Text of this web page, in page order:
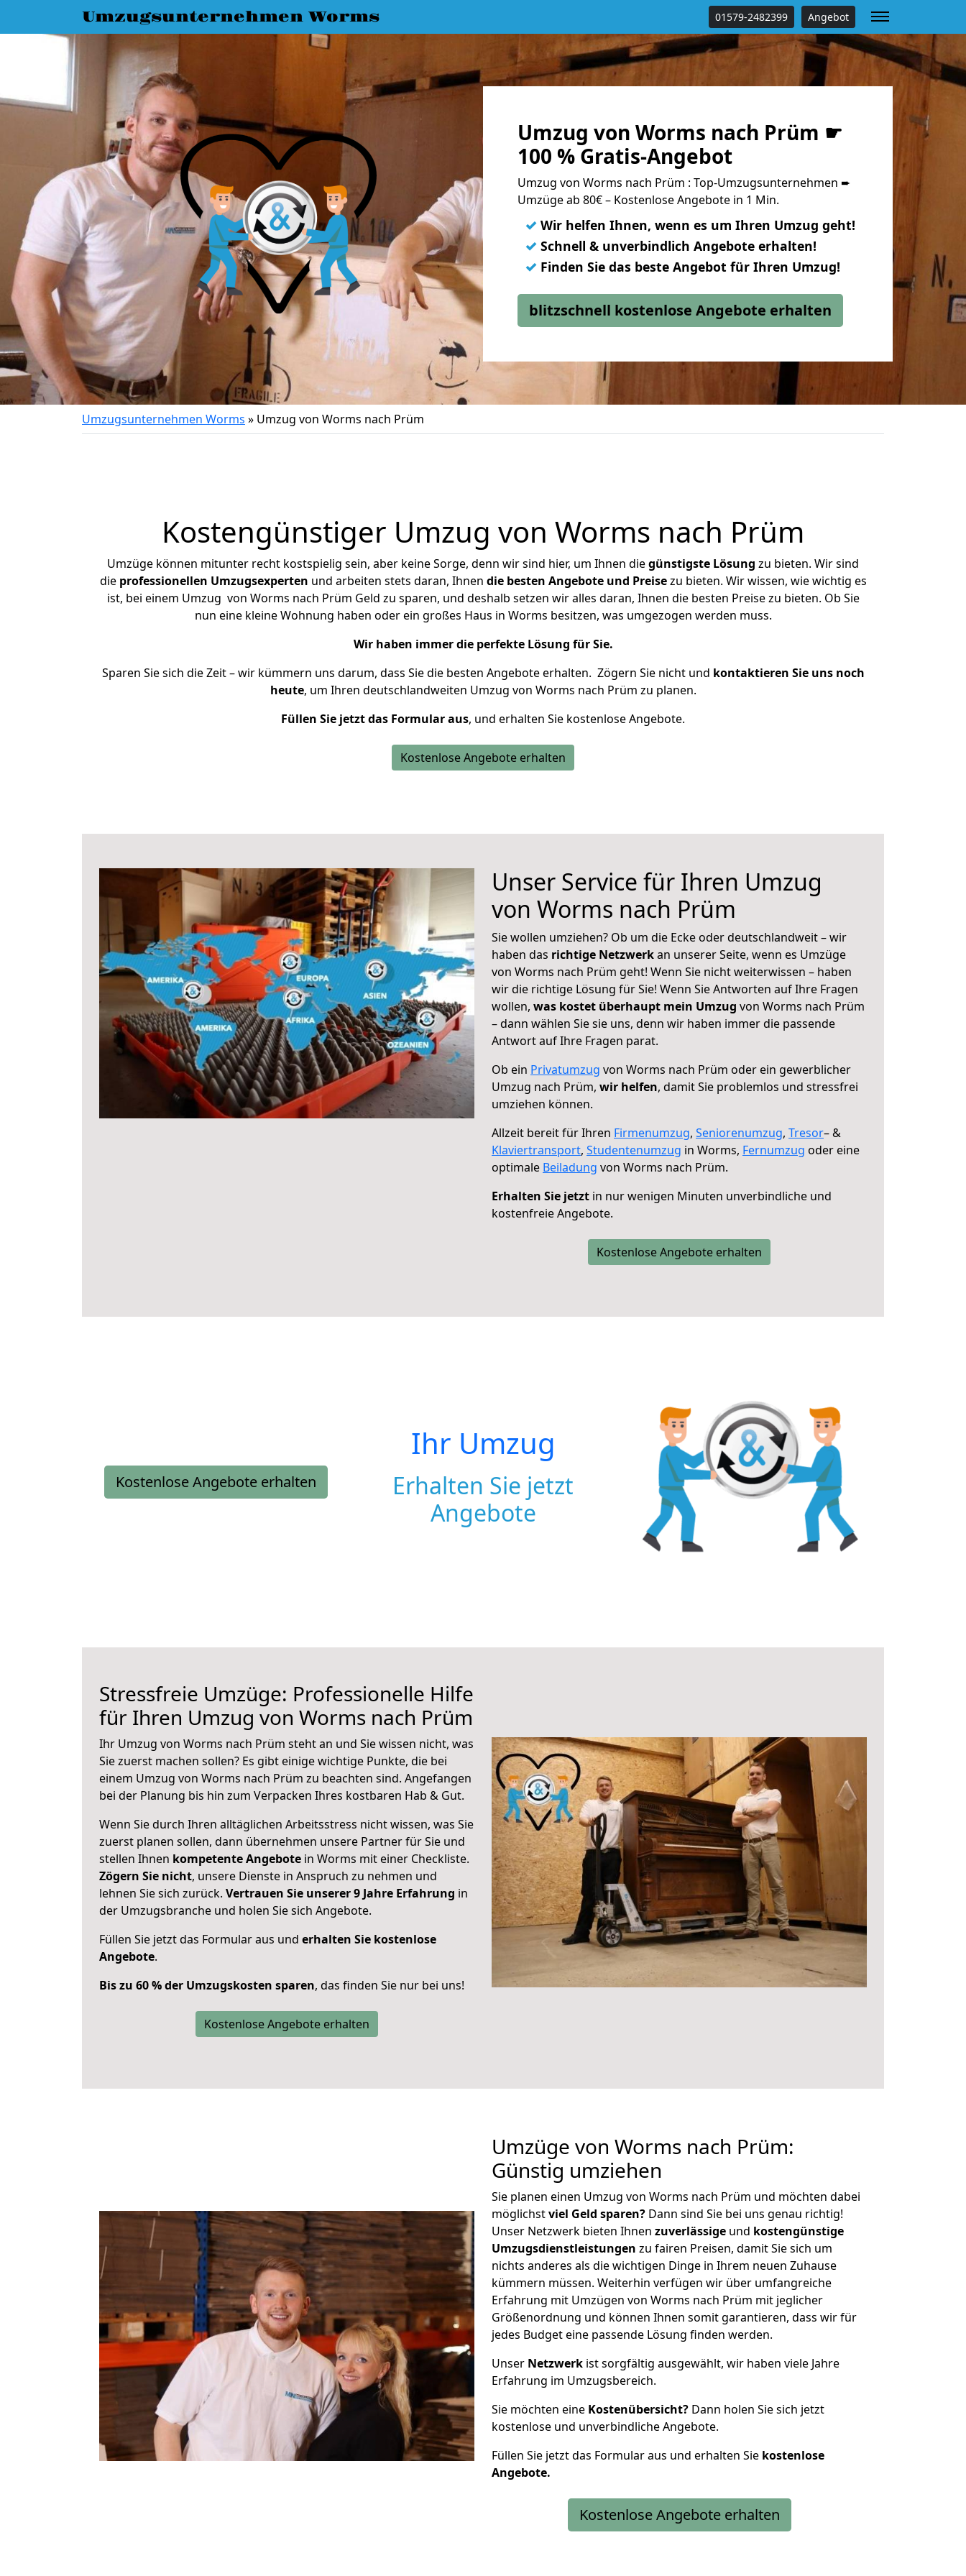
Umzugsunternehmen Worms 01579-2482399 Angebot
Umzug von Worms nach Prüm ☛
100 % Gratis-Angebot
Umzug von Worms nach Prüm : Top-Umzugsunternehmen ➨
Umzüge ab 80€ – Kostenlose Angebote in 1 Min.
✓ Wir helfen Ihnen, wenn es um Ihren Umzug geht!
✓ Schnell & unverbindlich Angebote erhalten!
✓ Finden Sie das beste Angebot für Ihren Umzug!
blitzschnell kostenlose Angebote erhalten
Umzugsunternehmen Worms » Umzug von Worms nach Prüm
Kostengünstiger Umzug von Worms nach Prüm
Umzüge können mitunter recht kostspielig sein, aber keine Sorge, denn wir sind hier, um Ihnen diegünstigste Lösung zu bieten. Wir sind
die professionellen Umzugsexperten und arbeiten stets daran, Ihnen die besten Angebote und Preisezu bieten. Wir wissen, wie wichtig es
ist, bei einem Umzug von Worms nach Prüm Geld zu sparen, und deshalb setzen wir alles daran, Ihnen die besten Preise zu bieten. Ob Sie
nun eine kleine Wohnung haben oder ein großes Haus in Worms besitzen, was umgezogen werden muss.
Wir haben immer die perfekte Lösung für Sie.
Sparen Sie sich die Zeit – wir kümmern uns darum, dass Sie die besten Angebote erhalten. Zögern Sie nicht und kontaktieren Sie uns noch
heute, um Ihren deutschlandweiten Umzug von Worms nach Prüm zu planen.
Füllen Sie jetzt das Formular aus, und erhalten Sie kostenlose Angebote.
Kostenlose Angebote erhalten
Unser Service für Ihren Umzug
von Worms nach Prüm
Sie wollen umziehen? Ob um die Ecke oder deutschlandweit – wir
haben das richtige Netzwerkan unserer Seite, wenn es Umzüge
von Worms nach Prüm geht! Wenn Sie nicht weiterwissen – haben
wir die richtige Lösung für Sie! Wenn Sie Antworten auf Ihre Fragen
wollen, was kostet überhaupt mein Umzug von Worms nach Prüm
– dann wählen Sie sie uns, denn wir haben immer die passende
Antwort auf Ihre Fragen parat.
Ob ein Privatumzug von Worms nach Prüm oder ein gewerblicher
Umzug nach Prüm, wir helfen, damit Sie problemlos und stressfrei
umziehen können.
Allzeit bereit für Ihren Firmenumzug, Seniorenumzug, Tresor– &
Klaviertransport, Studentenumzug in Worms, Fernumzug oder eine
optimale Beiladung von Worms nach Prüm.
Erhalten Sie jetzt in nur wenigen Minuten unverbindliche und
kostenfreie Angebote.
Kostenlose Angebote erhalten
Kostenlose Angebote erhalten
Ihr Umzug
Erhalten Sie jetzt
Angebote
Stressfreie Umzüge: Professionelle Hilfe
für Ihren Umzug von Worms nach Prüm
Ihr Umzug von Worms nach Prüm steht an und Sie wissen nicht, was
Sie zuerst machen sollen? Es gibt einige wichtige Punkte, die bei
einem Umzug von Worms nach Prüm zu beachten sind. Angefangen
bei der Planung bis hin zum Verpacken Ihres kostbaren Hab & Gut.
Wenn Sie durch Ihren alltäglichen Arbeitsstress nicht wissen, was Sie
zuerst planen sollen, dann übernehmen unsere Partner für Sie und
stellen Ihnen kompetente Angebote in Worms mit einer Checkliste.
Zögern Sie nicht, unsere Dienste in Anspruch zu nehmen und
lehnen Sie sich zurück. Vertrauen Sie unserer 9 Jahre Erfahrung in
der Umzugsbranche und holen Sie sich Angebote.
Füllen Sie jetzt das Formular aus und erhalten Sie kostenlose
Angebote.
Bis zu 60 % der Umzugskosten sparen, das finden Sie nur bei uns!
Kostenlose Angebote erhalten
Umzüge von Worms nach Prüm:
Günstig umziehen
Sie planen einen Umzug von Worms nach Prüm und möchten dabei
möglichstviel Geld sparen? Dann sind Sie bei uns genau richtig!
Unser Netzwerk bieten Ihnen zuverlässige und kostengünstige
Umzugsdienstleistungen zu fairen Preisen, damit Sie sich um
nichts anderes als die wichtigen Dinge in Ihrem neuen Zuhause
kümmern müssen. Weiterhin verfügen wir über umfangreiche
Erfahrung mit Umzügen von Worms nach Prüm mit jeglicher
Größenordnung und können Ihnen somit garantieren, dass wir für
jedes Budget eine passende Lösung finden werden.
Unser Netzwerk ist sorgfältig ausgewählt, wir haben viele Jahre
Erfahrung im Umzugsbereich.
Sie möchten eine Kostenübersicht? Dann holen Sie sich jetzt
kostenlose und unverbindliche Angebote.
Füllen Sie jetzt das Formular aus und erhalten Sie kostenlose
Angebote.
Kostenlose Angebote erhalten